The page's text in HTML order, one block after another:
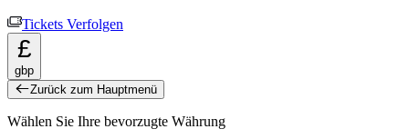
Tickets Verfolgen
£
gbp
Zurück zum Hauptmenü
Wählen Sie Ihre bevorzugte Währung